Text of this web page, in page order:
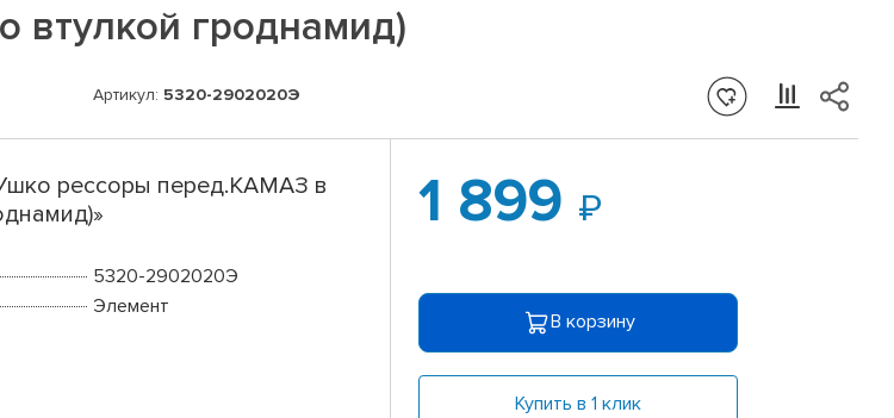
втулкой гроднамид)
Артикул: 5320-2902020Э
рессоры перед.КАМАЗ в
5320-2902020Э
Элемент
1 899
В корзину
Купить в 1 клик